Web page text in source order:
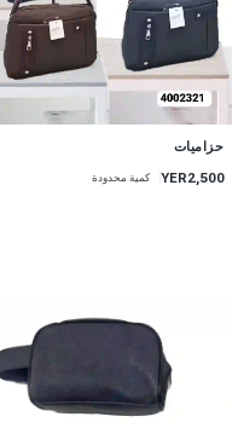
حزاميات
YER2,500 كمية محدودة